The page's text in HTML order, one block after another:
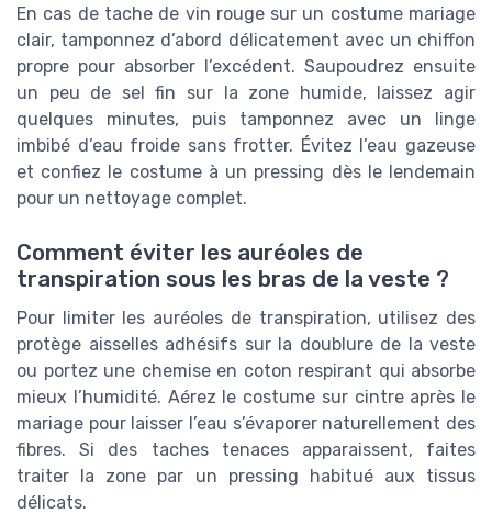
En cas de tache de vin rouge sur un costume mariage
clair, tamponnez d’abord délicatement avec un chiffon
propre pour absorber l’excédent. Saupoudrez ensuite
un peu de sel fin sur la zone humide, laissez agir
quelques minutes, puis tamponnez avec un linge
imbibé d’eau froide sans frotter. Évitez l’eau gazeuse
et confiez le costume à un pressing dès le lendemain
pour un nettoyage complet.
Comment éviter les auréoles de
transpiration sous les bras de la veste ?
Pour limiter les auréoles de transpiration, utilisez des
protège aisselles adhésifs sur la doublure de la veste
ou portez une chemise en coton respirant qui absorbe
mieux l’humidité. Aérez le costume sur cintre après le
mariage pour laisser l’eau s’évaporer naturellement des
fibres. Si des taches tenaces apparaissent, faites
traiter la zone par un pressing habitué aux tissus
délicats.